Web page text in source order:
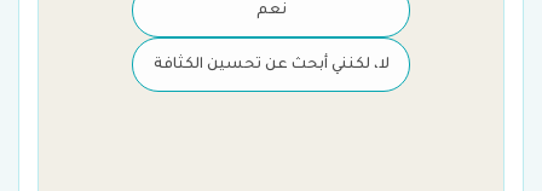
نعم
لا، لكنني أبحث عن تحسين الكثافة